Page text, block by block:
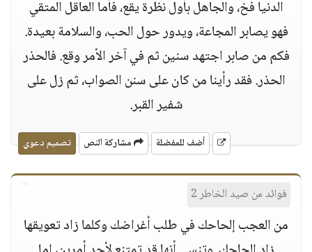
الدنيا فخ، والجاهل بأول نظرة يقع، فأما العاقل المتقي
فهو يصابر المجاعة، ويدور حول الحب، والسلامة بعيدة.
فكم من صابر اجتهد سنين ثم في آخر الأمر وقع. فالحذر
الحذر. فقد رأينا من كان على سنن الصواب، ثم زل على
شفير القبر.
أضف للمفضلة مشاركة النص تصميم دعوي
فوائد من صيد الخاطر 2
من العجب إلحاحك في طلب أغراضك وكلما زاد تعويقها